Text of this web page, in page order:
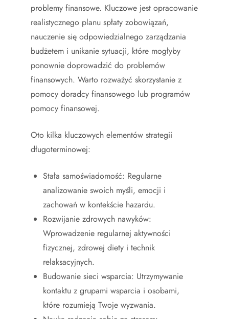
problemy finansowe. Kluczowe jest opracowanie
realistycznego planu spłaty zobowiązań,
nauczenie się odpowiedzialnego zarządzania
budżetem i unikanie sytuacji, które mogłyby
ponownie doprowadzić do problemów
finansowych. Warto rozważyć skorzystanie z
pomocy doradcy finansowego lub programów
pomocy finansowej.
Oto kilka kluczowych elementów strategii
długoterminowej:
Stała samoświadomość: Regularne
analizowanie swoich myśli, emocji i
zachowań w kontekście hazardu.
Rozwijanie zdrowych nawyków:
Wprowadzenie regularnej aktywności
fizycznej, zdrowej diety i technik
relaksacyjnych.
Budowanie sieci wsparcia: Utrzymywanie
kontaktu z grupami wsparcia i osobami,
które rozumieją Twoje wyzwania.